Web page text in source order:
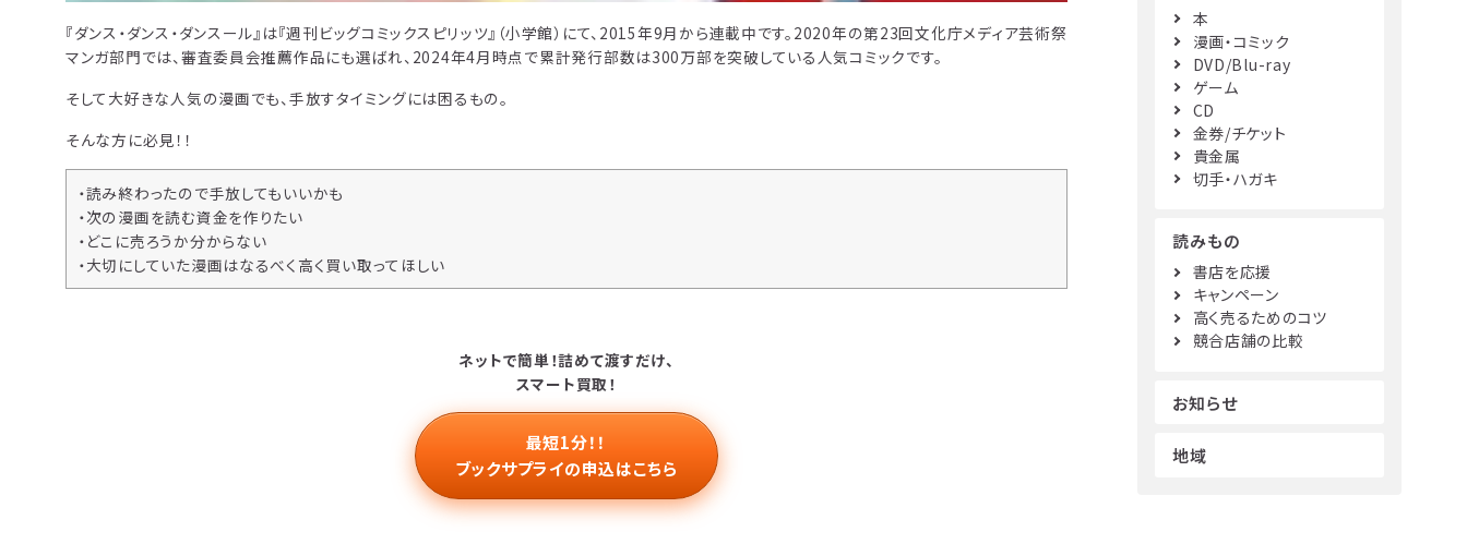
『ダンス・ダンス・ダンスール』は『週刊ビッグコミックスピリッツ』（小学館）にて、2015年9月から連載中です。2020年の第23回文化庁メディア芸術祭
マンガ部門では、審査委員会推薦作品にも選ばれ、2024年4月時点で累計発行部数は300万部を突破している人気コミックです。
そして大好きな人気の漫画でも、手放すタイミングには困るもの。
そんな方に必見！！
・読み終わったので手放してもいいかも
・次の漫画を読む資金を作りたい
・どこに売ろうか分からない
・大切にしていた漫画はなるべく高く買い取ってほしい
ネットで簡単！詰めて渡すだけ、
スマート買取！
最短1分！！
ブックサプライの申込はこちら
本
漫画・コミック
DVD/Blu-ray
ゲーム
CD
金券/チケット
貴金属
切手・ハガキ
読みもの
書店を応援
キャンペーン
高く売るためのコツ
競合店舗の比較
お知らせ
地域